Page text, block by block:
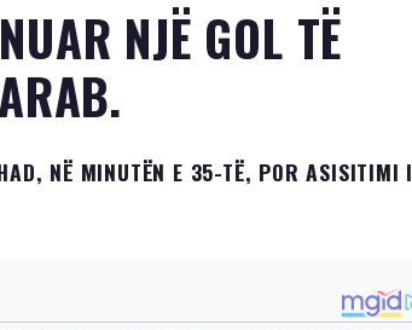
NJË GOL TË
NË MINUTËN E 35-TË, POR ASISITIMI I